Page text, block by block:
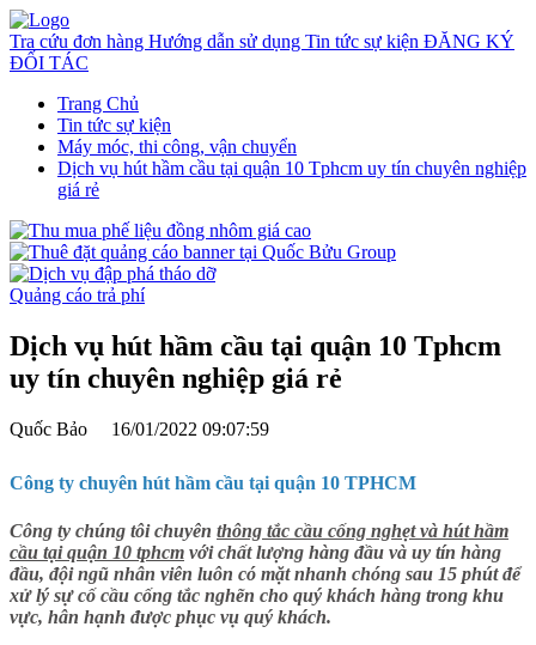
Tra cứu đơn hàng Hướng dẫn sử dụng Tin tức sự kiện ĐĂNG KÝ
ĐỐI TÁC
Trang Chủ
Tin tức sự kiện
Máy móc, thi công, vận chuyển
Dịch vụ hút hầm cầu tại quận 10 Tphcm uy tín chuyên nghiệp
giá rẻ
Quảng cáo trả phí
Dịch vụ hút hầm cầu tại quận 10 Tphcm
uy tín chuyên nghiệp giá rẻ
Quốc Bảo 16/01/2022 09:07:59
Công ty chuyên hút hầm cầu tại quận 10 TPHCM
Công ty chúng tôi chuyên thông tắc cầu cống nghẹt và hút hầm
cầu tại quận 10 tphcm với chất lượng hàng đầu và uy tín hàng
đầu, đội ngũ nhân viên luôn có mặt nhanh chóng sau 15 phút để
xử lý sự cố cầu cống tắc nghẽn cho quý khách hàng trong khu
vực, hân hạnh được phục vụ quý khách.